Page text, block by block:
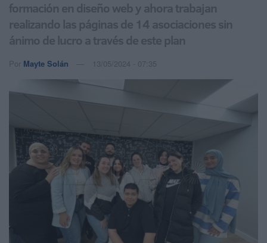
formación en diseño web y ahora trabajan
realizando las páginas de 14 asociaciones sin
ánimo de lucro a través de este plan
Por Mayte Solán 13/05/2024 - 07:35